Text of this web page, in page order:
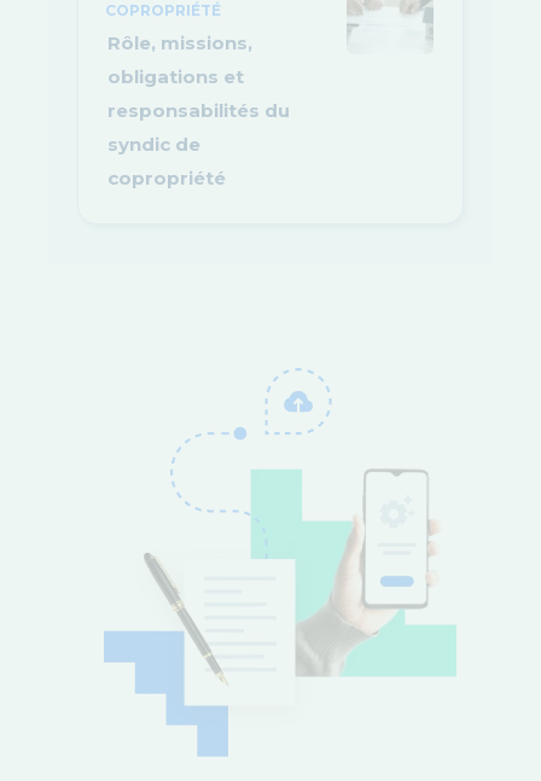
COPROPRIÉTÉ
Rôle, missions,
obligations et
responsabilités du
syndic de
copropriété